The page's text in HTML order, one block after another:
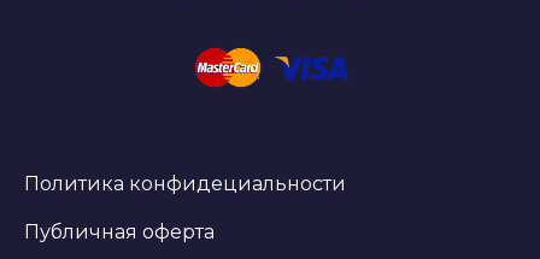
Политика конфидециальности
Публичная оферта